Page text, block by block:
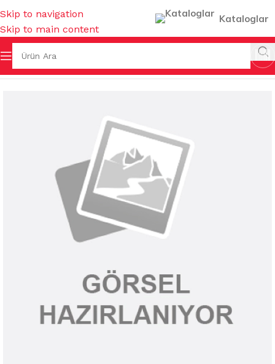
Skip to navigation
Skip to main content
Kataloglar
/TEMİZLİK KİMYASALLARI SIVI BULAŞIK DETERJANLARI